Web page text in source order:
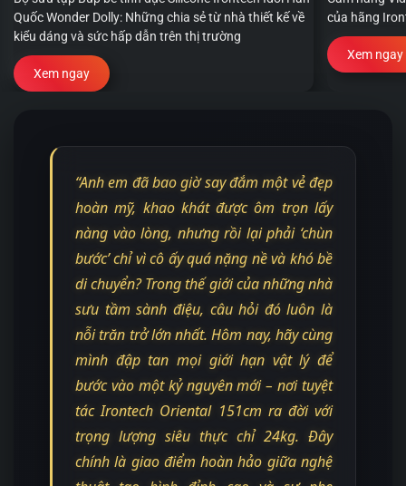
Quốc Wonder Dolly: Những chia sẻ từ nhà thiết kế về
kiểu dáng và sức hấp dẫn trên thị trường
Xem ngay
của hãng
Xem ngay
“Anh em đã bao giờ say đắm một vẻ đẹp
hoàn mỹ, khao khát được ôm trọn lấy
nàng vào lòng, nhưng rồi lại phải ‘chùn
bước’ chỉ vì cô ấy quá nặng nề và khó bề
di chuyển? Trong thế giới của những nhà
sưu tầm sành điệu, câu hỏi đó luôn là
nỗi trăn trở lớn nhất. Hôm nay, hãy cùng
mình đập tan mọi giới hạn vật lý để
bước vào một kỷ nguyên mới – nơi tuyệt
tác Irontech Oriental 151cm ra đời với
trọng lượng siêu thực chỉ 24kg. Đây
chính là giao điểm hoàn hảo giữa nghệ